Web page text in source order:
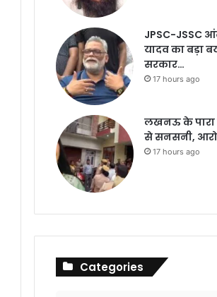
JPSC-JSSC
यादव का बड़ा
सरकार…
17 hours ago
लखनऊ के पारा
से सनसनी,
17 hours ago
Categories